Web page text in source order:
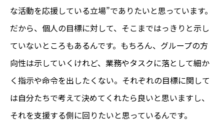
な活動を応援している立場”でありたいと思っています。
だから、個人の目標に対して、そこまではっきりと示し
ていないところもあるんです。もちろん、グループの方
向性は示していくけれど、業務やタスクに落として細か
く指示や命令を出したくない。それぞれの目標に関して
は自分たちで考えて決めてくれたら良いと思いますし、
それを支援する側に回りたいと思っているんです。